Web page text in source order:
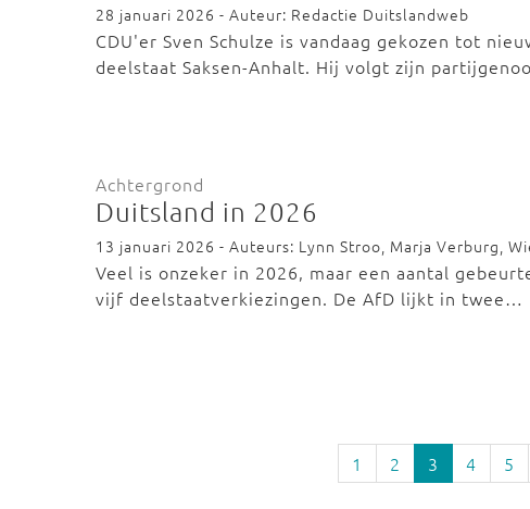
28 januari 2026 - Auteur: Redactie Duitslandweb
CDU'er Sven Schulze is vandaag gekozen tot
deelstaat Saksen-Anhalt. Hij volgt zijn
Achtergrond
Duitsland in 2026
13 januari 2026 - Auteurs: Lynn Stroo, Marja Verburg,
Veel is onzeker in 2026, maar een aantal
vijf deelstaatverkiezingen. De AfD lijkt in twee…
1 2 3 4 5